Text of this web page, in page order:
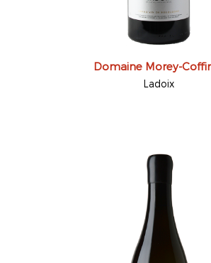
Domaine Morey-
Ladoix